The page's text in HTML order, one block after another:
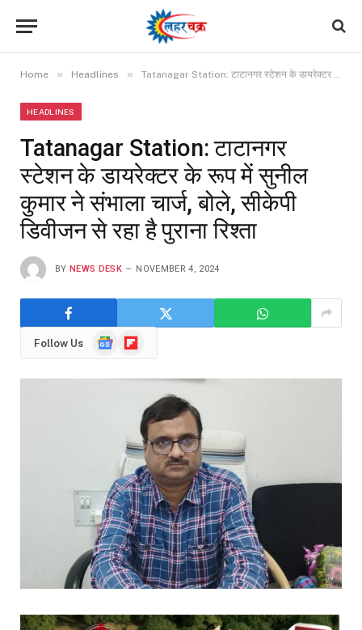
Home » Headlines » Tatanagar Station: टाटानगर स्टेशन के डायरेक्टर के रूप में सुनील कुमार ने संभाला चार्ज, बोले, सीकेपी डिवीजन से रहा है पुराना रिश्ता
HEADLINES
Tatanagar Station: टाटानगर
स्टेशन के डायरेक्टर के रूप में सुनील
कुमार ने संभाला चार्ज, बोले, सीकेपी
डिवीजन से रहा है पुराना रिश्ता
BY NEWS DESK NOVEMBER 4, 2024
Follow Us
GoogleFlipboard